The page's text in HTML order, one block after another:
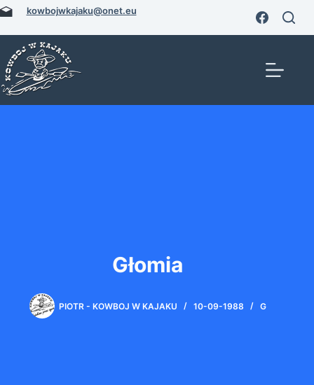
Przejdź
treści
kowbojwkajaku@onet.eu
Głomia
PIOTR - KOWBOJ W KAJAKU 10-09-1988 G